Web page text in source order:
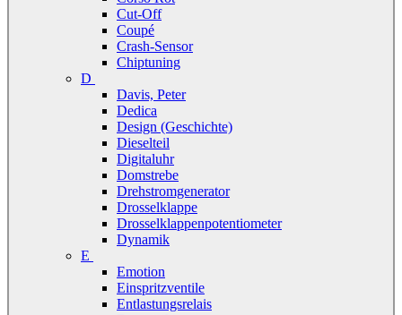
Cut-Off
Coupé
Crash-Sensor
Chiptuning
D
Davis, Peter
Dedica
Design (Geschichte)
Dieselteil
Digitaluhr
Domstrebe
Drehstromgenerator
Drosselklappe
Drosselklappenpotentiometer
Dynamik
E
Emotion
Einspritzventile
Entlastungsrelais